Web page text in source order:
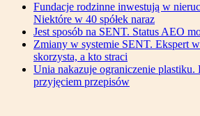
Fundacje rodzinne inwestują w
Niektóre w 40 spółek naraz
Jest sposób na SENT. Status AEO
Zmiany w systemie SENT. Ekspert
skorzysta, a kto straci
Unia nakazuje ograniczenie plastiku.
przyjęciem przepisów